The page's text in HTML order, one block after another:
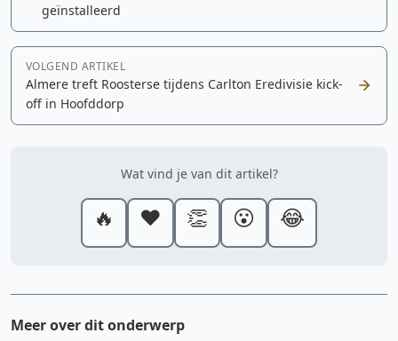
geïnstalleerd
VOLGEND ARTIKEL
Almere treft Roosterse tijdens Carlton Eredivisie kick-
off in Hoofddorp
Wat vind je van dit artikel?
🔥 ❤️ 👏 😮 😂
Meer over dit onderwerp